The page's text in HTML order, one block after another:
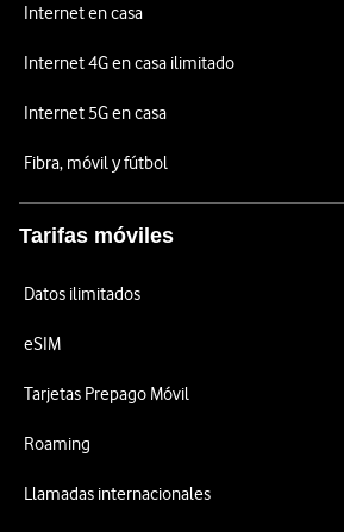
Internet en casa
Internet 4G en casa ilimitado
Internet 5G en casa
Fibra, móvil y fútbol
Tarifas móviles
Datos ilimitados
eSIM
Tarjetas Prepago Móvil
Roaming
Llamadas internacionales